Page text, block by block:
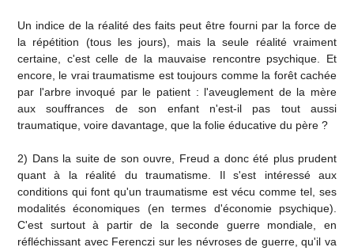
Un indice de la réalité des faits peut être fourni par la force de
la répétition (tous les jours), mais la seule réalité vraiment
certaine, c'est celle de la mauvaise rencontre psychique. Et
encore, le vrai traumatisme est toujours comme la forêt cachée
par l'arbre invoqué par le patient : l'aveuglement de la mère
aux souffrances de son enfant n'est-il pas tout aussi
traumatique, voire davantage, que la folie éducative du père ?
2) Dans la suite de son ouvre, Freud a donc été plus prudent
quant à la réalité du traumatisme. Il s'est intéressé aux
conditions qui font qu'un traumatisme est vécu comme tel, ses
modalités économiques (en termes d'économie psychique).
C'est surtout à partir de la seconde guerre mondiale, en
réfléchissant avec Ferenczi sur les névroses de guerre, qu'il va